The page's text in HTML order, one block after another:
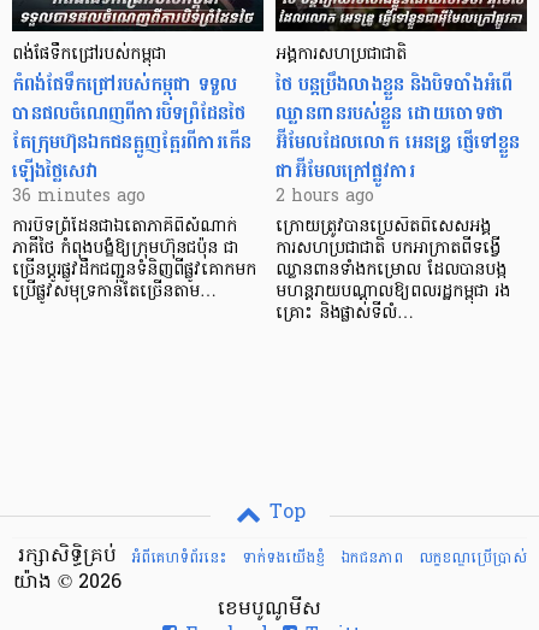
ពង់ផែទឹកជ្រៅរបស់កម្ពុជា
កំពង់ផែទឹកជ្រៅរបស់​កម្ពុជា ទទួល​
បាន​ផលចំណេញពីការបិទព្រំដែនថៃ
តែក្រុមហ៊ុនឯកជនត្អូញត្អែរពីការកើន
ឡើងថ្លៃសេវា
36 minutes ago
ការបិទព្រំដែនជាឯតោភាគីពីសំណាក់
ភាគីថៃ កំពុងបង្ខំឱ្យក្រុមហ៊ុនជប៉ុន ជា
ច្រើនប្តូរផ្លូវដឹកជញ្ជូនទំនិញពីផ្លូវគោកមក
ប្រើផ្លូវសមុទ្រកាន់តែច្រើនតាម…
អង្គការសហប្រជាជាតិ
ថៃ បន្តប្រឹងលាងខ្លួន និងបិទបាំងអំពើ
ឈ្លានពានរបស់ខ្លួន ដោយចោទថា
អ៊ីមែលដែលលោក អេនឌ្រូ ផ្ញើទៅខ្លួន
ជាអ៊ីមែលក្រៅផ្លូវការ
2 hours ago
ក្រោយត្រូវបានប្រេសិតពិសេសអង្គ
ការសហប្រជាជាតិ បកអាក្រាតពីទង្វើ
ឈ្លានពានទាំងកម្រោល ដែលបានបង្ក
មហន្តរាយបណ្តាលឱ្យពលរដ្ឋកម្ពុជា រង
គ្រោះ និងផ្លាស់ទីលំ…
Top
អំពីគេហទំព័រនេះ
ទាក់ទងយើងខ្ញំ ឯកជនភាព លក្ខខណ្ឌ​ប្រើ​ប្រាស់
រក្សាសិទ្ធិគ្រប់
យ៉ាង © 2026
ខេមបូណូមីស